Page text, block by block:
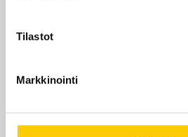
Tilastot
Markkinointi
Edut ja